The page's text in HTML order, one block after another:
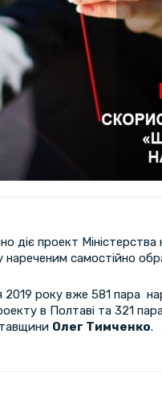
діє проект
самостійно
2019 року вже 581 пара
в Полтаві та 321
Олег Тимченко.